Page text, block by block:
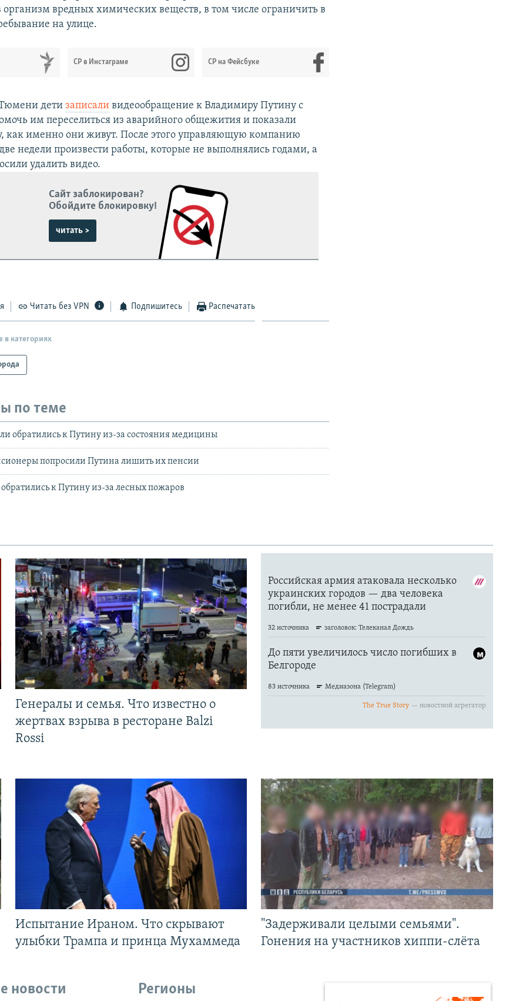
организм вредных химических веществ, в том числе ограничить в
на улице.
СР в Инстаграме СР на Фейсбуке
дети записаливидеообращение к Владимиру Путину с
им переселиться из аварийного общежития и показали
как именно они живут. После этого управляющую компанию
недели произвести работы, которые не выполнялись годами, а
удалить видео.
Сайт заблокирован?
Обойдите блокировку!
читать >
Читать без VPN Подпишитесь Распечатать
в категориях
по теме
обратились к Путину из-за состояния медицины
попросили Путина лишить их пенсии
к Путину из-за лесных пожаров
Генералы и семья. Что известно о
жертвах взрыва в ресторане Balzi
Rossi
Испытание Ираном. Что скрывают
улыбки Трампа и принца Мухаммеда
"Задерживали целыми семьями".
Гонения на участников хиппи-слёта
новости Регионы